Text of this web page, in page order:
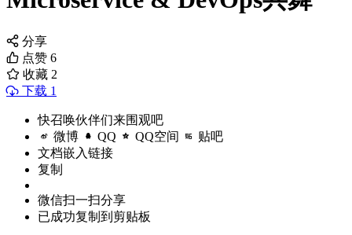
分享
点赞 6
收藏 2
下载 1
快召唤伙伴们来围观吧
微博 QQ QQ空间 贴吧
文档嵌入链接
复制
微信扫一扫分享
已成功复制到剪贴板